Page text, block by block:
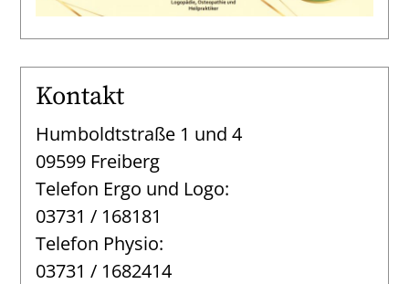
Kontakt
Humboldtstraße 1 und 4
09599 Freiberg
Telefon Ergo und Logo:
03731 / 168181
Telefon Physio:
03731 / 1682414